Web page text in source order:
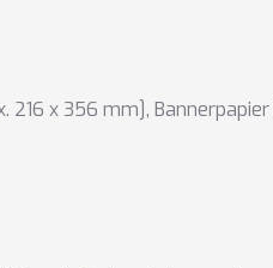
216 x 356 mm],